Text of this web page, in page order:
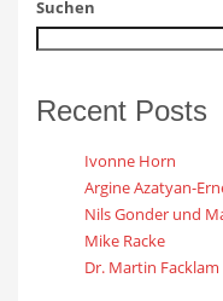
Suchen
Recent Posts
Ivonne Horn
Argine Azatyan-
Nils Gonder und
Mike Racke
Dr. Martin Facklam